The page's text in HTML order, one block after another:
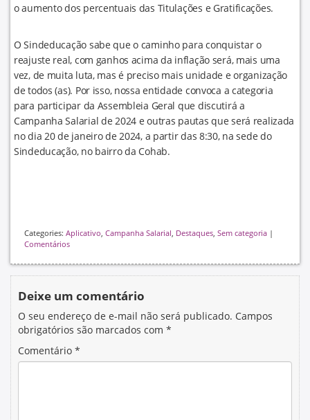
o aumento dos percentuais das Titulações e Gratificações.
O Sindeducação sabe que o caminho para conquistar o
reajuste real, com ganhos acima da inflação será, mais uma
vez, de muita luta, mas é preciso mais unidade e organização
de todos (as). Por isso, nossa entidade convoca a categoria
para participar da Assembleia Geral que discutirá a
Campanha Salarial de 2024 e outras pautas que será realizada
no dia 20 de janeiro de 2024, a partir das 8:30, na sede do
Sindeducação, no bairro da Cohab.
Categories: Aplicativo, Campanha Salarial, Destaques, Sem categoria |
Comentários
Deixe um comentário
O seu endereço de e-mail não será publicado. Campos
obrigatórios são marcados com *
Comentário *